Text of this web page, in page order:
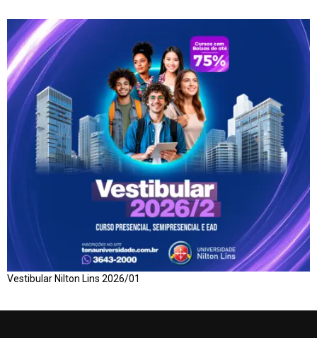
Vestibular Nilton Lins 2026/01